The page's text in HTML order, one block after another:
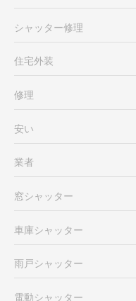
シャッター修理
住宅外装
修理
安い
業者
窓シャッター
車庫シャッター
雨戸シャッター
電動シャッター